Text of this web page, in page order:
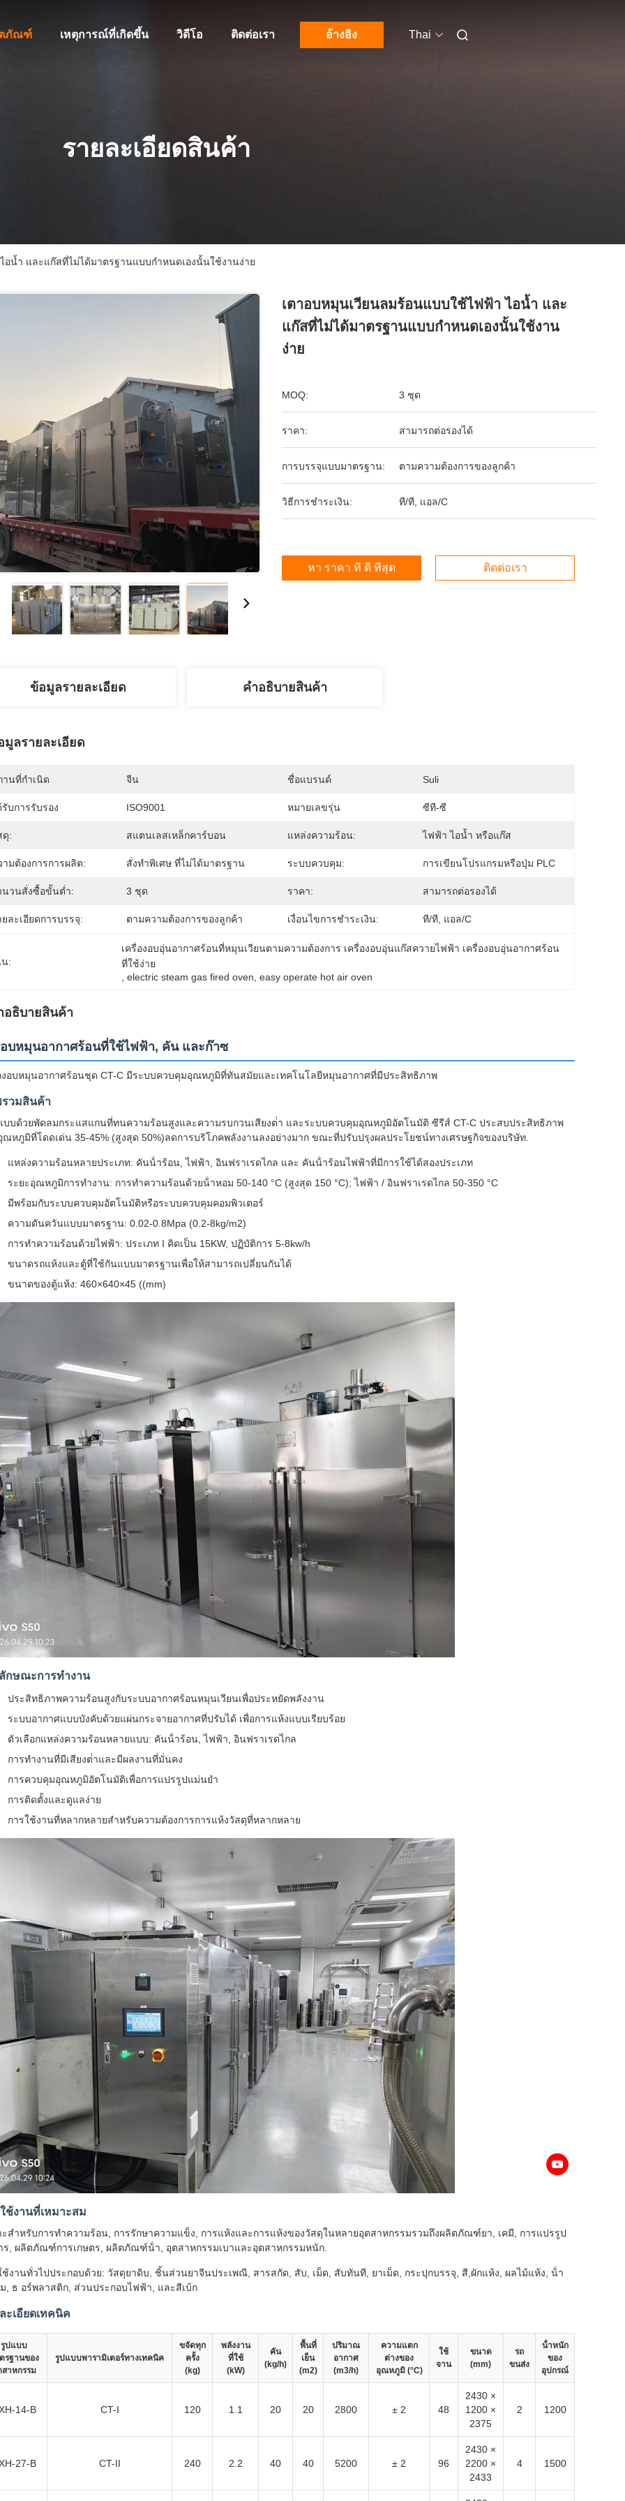
ภัณฑ์ เหตุการณ์ที่เกิดขึ้น วิดีโอ ติดต่อเรา อ้างอิง Thai
รายละเอียดสินค้า
น้ำ และแก๊สที่ไม่ได้มาตรฐานแบบกำหนดเองนั้นใช้งานง่าย
เตาอบหมุนเวียนลมร้อนแบบใช้ไฟฟ้า ไอน้ำ และ
แก๊สที่ไม่ได้มาตรฐานแบบกำหนดเองนั้นใช้งาน
ง่าย
MOQ: 3 ชุด
ราคา: สามารถต่อรองได้
การบรรจุแบบมาตรฐาน: ตามความต้องการของลูกค้า
วิธีการชำระเงิน: ที/ที, แอล/C
หา ราคา ที่ ดี ที่สุด ติดต่อเรา
ข้อมูลรายละเอียด คําอธิบายสินค้า
มูลรายละเอียด
านที่กำเนิด จีน ชื่อแบรนด์ Suli
รับการรับรอง ISO9001 หมายเลขรุ่น ซีที-ซี
ดุ: สแตนเลสเหล็กคาร์บอน แหล่งความร้อน: ไฟฟ้า ไอน้ำ หรือแก๊ส
ามต้องการการผลิต: สั่งทำพิเศษ ที่ไม่ได้มาตรฐาน ระบบควบคุม: การเขียนโปรแกรมหรือปุ่ม PLC
นวนสั่งซื้อขั้นต่ำ: 3 ชุด ราคา: สามารถต่อรองได้
ยละเอียดการบรรจุ: ตามความต้องการของลูกค้า เงื่อนไขการชำระเงิน: ที/ที, แอล/C
น:
เครื่องอบอุ่นอากาศร้อนที่หมุนเวียนตามความต้องการ เครื่องอบอุ่นแก๊สควายไฟฟ้า เครื่องอบอุ่นอากาศร้อน
ที่ใช้ง่าย
, electric steam gas fired oven , easy operate hot air oven
อธิบายสินค้า
อบหมุนอากาศร้อนที่ใช้ไฟฟ้า, คัน และก๊าซ
งอบหมุนอากาศร้อนชุด CT-C มีระบบควบคุมอุณหภูมิที่ทันสมัยและเทคโนโลยีหมุนอากาศที่มีประสิทธิภาพ
วมสินค้า
บบด้วยพัดลมกระแสแกนที่ทนความร้อนสูงและความรบกวนเสียงต่ํา และระบบควบคุมอุณหภูมิอัตโนมัติ ซีรีส์ CT-C ประสบประสิทธิภาพ
ณหภูมิที่โดดเด่น 35-45% (สูงสุด 50%)ลดการบริโภคพลังงานลงอย่างมาก ขณะที่ปรับปรุงผลประโยชน์ทางเศรษฐกิจของบริษัท.
แหล่งความร้อนหลายประเภท: คันน้ําร้อน, ไฟฟ้า, อินฟราเรดไกล และ คันน้ําร้อนไฟฟ้าที่มีการใช้ได้สองประเภท
ระยะอุณหภูมิการทํางาน: การทําความร้อนด้วยน้ําหอม 50-140 °C (สูงสุด 150 °C); ไฟฟ้า / อินฟราเรดไกล 50-350 °C
มีพร้อมกับระบบควบคุมอัตโนมัติหรือระบบควบคุมคอมพิวเตอร์
ความดันควันแบบมาตรฐาน: 0.02-0.8Mpa (0.2-8kg/m2)
การทําความร้อนด้วยไฟฟ้า: ประเภท I คิดเป็น 15KW, ปฏิบัติการ 5-8kw/h
ขนาดรถแห้งและตู้ที่ใช้กันแบบมาตรฐานเพื่อให้สามารถเปลี่ยนกันได้
ขนาดของตู้แห้ง: 460×640×45 ((mm)
กษณะการทํางาน
ประสิทธิภาพความร้อนสูงกับระบบอากาศร้อนหมุนเวียนเพื่อประหยัดพลังงาน
ระบบอากาศแบบบังคับด้วยแผ่นกระจายอากาศที่ปรับได้ เพื่อการแห้งแบบเรียบร้อย
ตัวเลือกแหล่งความร้อนหลายแบบ: คันน้ําร้อน, ไฟฟ้า, อินฟราเรดไกล
การทํางานที่มีเสียงต่ําและมีผลงานที่มั่นคง
การควบคุมอุณหภูมิอัตโนมัติเพื่อการแปรรูปแม่นยํา
การติดตั้งและดูแลง่าย
การใช้งานที่หลากหลายสําหรับความต้องการการแห้งวัสดุที่หลากหลาย
ช้งานที่เหมาะสม
ะสําหรับการทําความร้อน, การรักษาความแข็ง, การแห้งและการแห้งของวัสดุในหลายอุตสาหกรรมรวมถึงผลิตภัณฑ์ยา, เคมี, การแปรรูป
ร, ผลิตภัณฑ์การเกษตร, ผลิตภัณฑ์น้ํา, อุตสาหกรรมเบาและอุตสาหกรรมหนัก.
ช้งานทั่วไปประกอบด้วย: วัสดุยาดิบ, ชิ้นส่วนยาจีนประเพณี, สารสกัด, สับ, เม็ด, สับทันที, ยาเม็ด, กระปุกบรรจุ, สี,ผักแห้ง, ผลไม้แห้ง, น้ํา
, ธ อร์พลาสติก, ส่วนประกอบไฟฟ้า, และสีเบ้ก
ะเอียดเทคนิค
รูปแบบ
รฐานของ
สาหกรรม
รูปแบบพารามิเตอร์ทางเทคนิค
ขจัดทุก
ครั้ง
(kg)
พลังงาน
ที่ใช้
(kW)
คัน
(kg/h)
พื้นที่
เย็น
(m2)
ปริมาณ
อากาศ
(m3/h)
ความแตก
ต่างของ
อุณหภูมิ (°C)
ใช้
จาน
ขนาด
(mm)
รถ
ขนส่ง
น้ําหนัก
ของ
อุปกรณ์
14-B CT-I 120 1.1 20 20 2800 ± 2 48
2430 ×
1200 ×
2375
2 1200
27-B CT-II 240 2.2 40 40 5200 ± 2 96
2430 ×
2200 ×
2433
4 1500